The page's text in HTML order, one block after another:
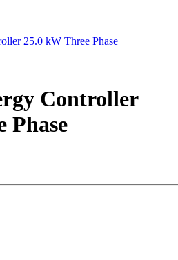
25.0 kW Three Phase
Controller
Phase